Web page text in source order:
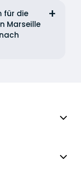
für die
Marseille